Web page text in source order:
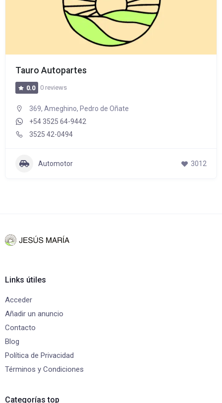
Tauro Autopartes
0.0 0 reviews
369, Ameghino, Pedro de Oñate
+54 3525 64-9442
3525 42-0494
Automotor 3012
Links útiles
Acceder
Añadir un anuncio
Contacto
Blog
Política de Privacidad
Términos y Condiciones
Categorías top